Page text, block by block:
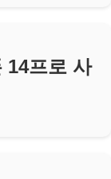
14프로 사